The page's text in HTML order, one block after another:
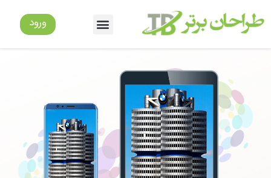
ورود